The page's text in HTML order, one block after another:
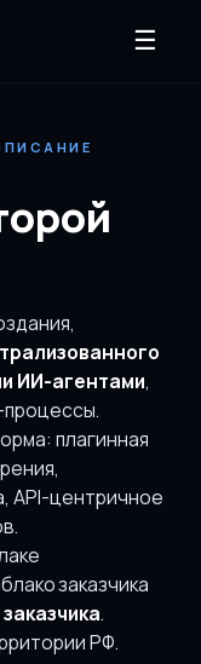
☰
ИИ-агентами,
плагинная
API-центричное
заказчика
.
РФ.